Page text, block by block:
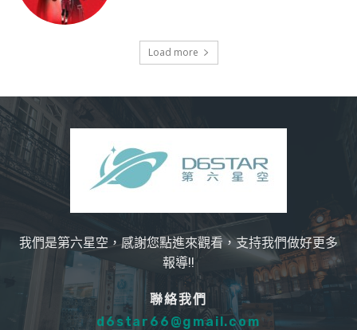
Load more
我們是第六星空，感謝您點進來觀看，支持我們做好更多
報導!!
聯絡我們
d6star66@gmail.com